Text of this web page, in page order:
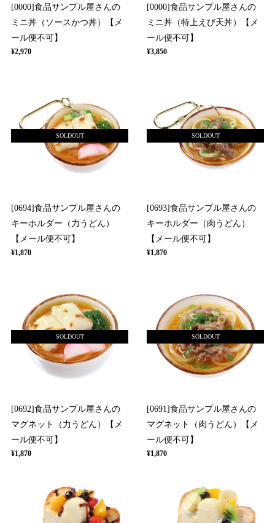
[0000]食品サンプル屋さんの
ミニ丼（ソースかつ丼）【メ
ール便不可】
¥2,970
[0000]食品サンプル屋さんの
ミニ丼（特上えび天丼）【メ
ール便不可】
¥3,850
SOLDOUT
[0694]食品サンプル屋さんの
キーホルダー（力うどん）
【メール便不可】
¥1,870
SOLDOUT
[0693]食品サンプル屋さんの
キーホルダー（肉うどん）
【メール便不可】
¥1,870
SOLDOUT
[0692]食品サンプル屋さんの
マグネット（力うどん）【メ
ール便不可】
¥1,870
SOLDOUT
[0691]食品サンプル屋さんの
マグネット（肉うどん）【メ
ール便不可】
¥1,870